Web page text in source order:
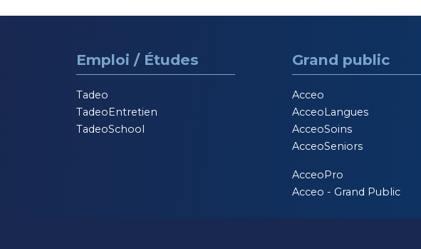
Emploi / Études
Tadeo
TadeoEntretien
TadeoSchool
Grand public
Acceo
AcceoLangues
AcceoSoins
AcceoSeniors
AcceoPro
Acceo - Grand Public